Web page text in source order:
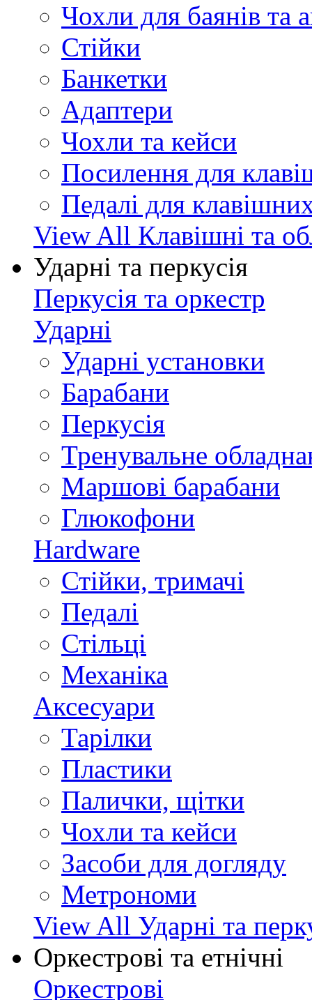
Чохли для баянів та
Стійки
Банкетки
Адаптери
Чохли та кейси
Посилення для
Педалі для
View All Клавішні та
Ударні та перкусія
Перкусія та оркестр
Ударні
Ударні установки
Барабани
Перкусія
Тренувальне
Маршові барабани
Глюкофони
Hardware
Стійки, тримачі
Педалі
Стільці
Механіка
Аксесуари
Тарілки
Пластики
Палички, щітки
Чохли та кейси
Засоби для догляду
Метрономи
View All Ударні та
Оркестрові та етнічні
Оркестрові